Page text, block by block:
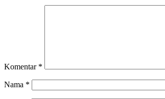
Komentar *
Nama *